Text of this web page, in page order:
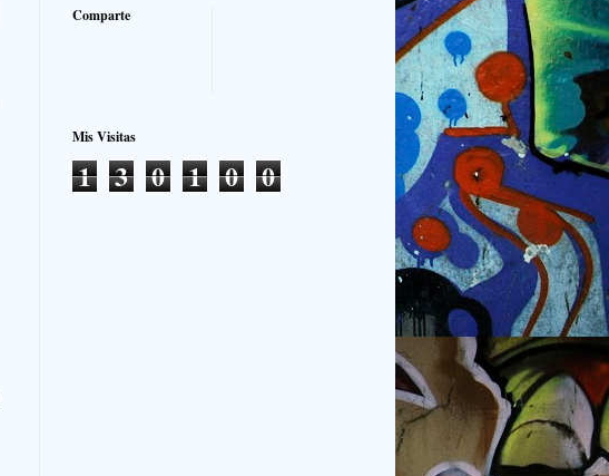
Comparte
Mis Visitas
1 3 0 1 0 0